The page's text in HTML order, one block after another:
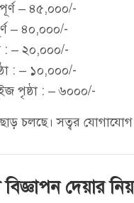
– ৪৫,০০০/-
– ৪০,০০০/-
: – ২০,০০০/-
: – ১০,০০০/-
পৃষ্ঠা : – ৬০০০/-
ছাড় চলছে। সত্বর
দেয়ার